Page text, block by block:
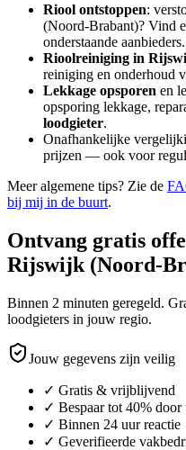
Riool ontstoppen:
(Noord-Brabant)? Vind
onderstaande aanbieders.
Rioolreiniging in
reiniging en onderhoud
Lekkage opsporen en
opsporing lekkage,
loodgieter.
Onafhankelijke
prijzen — ook voor
Meer algemene tips? Zie de
bij mij in de buurt.
Ontvang gratis
Rijswijk (Noord-
Binnen 2 minuten geregeld.
loodgieters in jouw regio.
Jouw gegevens zijn veilig
✓ Gratis & vrijblijvend
✓ Bespaar tot 40% door
✓ Binnen 24 uur reactie
✓ Geverifieerde